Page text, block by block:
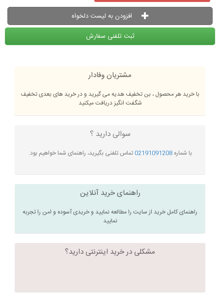
افزودن به لیست دلخواه
ثبت تلفنی سفارش
مشتریان وفادار
با خرید هر محصول ، بن تخفیف هدیه می گیرید و در خرید های بعدی تخفیف
شگفت انگیز دریافت میکنید
سوالی دارید ؟
با شماره02191091208تماس تلفنی بگیرید، راهنمای شما خواهیم بود.
راهنمای خرید آنلاین
راهنمای کامل خرید از سایت را مطالعه نمایید و خریدی آسوده و امن را تجربه
نمایید
مشکلی در خرید اینترنتی دارید؟